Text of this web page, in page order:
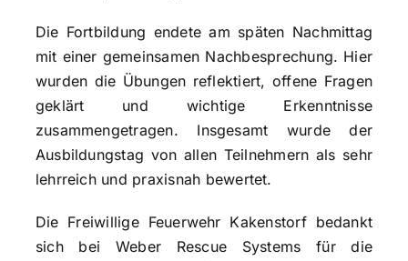
Die Fortbildung endete am späten Nachmittag
mit einer gemeinsamen Nachbesprechung. Hier
wurden die Übungen reflektiert, offene Fragen
geklärt und wichtige Erkenntnisse
zusammengetragen. Insgesamt wurde der
Ausbildungstag von allen Teilnehmern als sehr
lehrreich und praxisnah bewertet.
Die Freiwillige Feuerwehr Kakenstorf bedankt
sich bei Weber Rescue Systems für die